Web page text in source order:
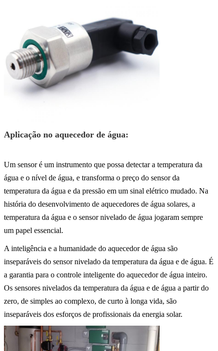
Aplicação no aquecedor de água:
Um sensor é um instrumento que possa detectar a temperatura da
água e o nível de água, e transforma o preço do sensor da
temperatura da água e da pressão em um sinal elétrico mudado. Na
história do desenvolvimento de aquecedores de água solares, a
temperatura da água e o sensor nivelado de água jogaram sempre
um papel essencial.
A inteligência e a humanidade do aquecedor de água são
inseparáveis do sensor nivelado da temperatura da água e de água. É
a garantia para o controle inteligente do aquecedor de água inteiro.
Os sensores nivelados da temperatura da água e de água a partir do
zero, de simples ao complexo, de curto à longa vida, são
inseparáveis dos esforços de profissionais da energia solar.